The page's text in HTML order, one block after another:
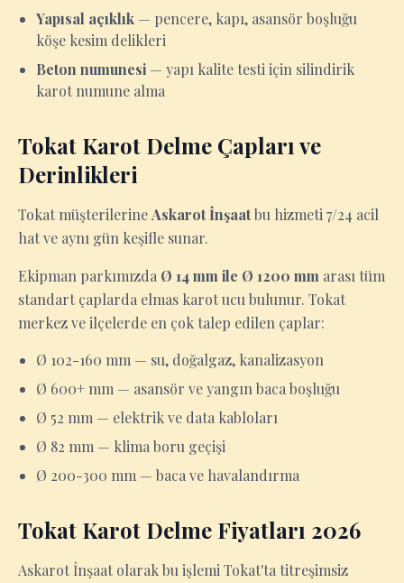
Yapısal açıklık — pencere, kapı, asansör boşluğu
köşe kesim delikleri
Beton numunesi — yapı kalite testi için silindirik
karot numune alma
Tokat Karot Delme Çapları ve
Derinlikleri
Tokat müşterilerineAskarot İnşaatbu hizmeti 7/24 acil
hat ve aynı gün keşifle sunar.
Ekipman parkımızda Ø 14 mm ile Ø 1200 mm arası tüm
standart çaplarda elmas karot ucu bulunur. Tokat
merkez ve ilçelerde en çok talep edilen çaplar:
Ø 102-160 mm — su, doğalgaz, kanalizasyon
Ø 600+ mm — asansör ve yangın baca boşluğu
Ø 52 mm — elektrik ve data kabloları
Ø 82 mm — klima boru geçişi
Ø 200-300 mm — baca ve havalandırma
Tokat Karot Delme Fiyatları 2026
Askarot İnşaat olarak bu işlemi Tokat'ta titreşimsiz